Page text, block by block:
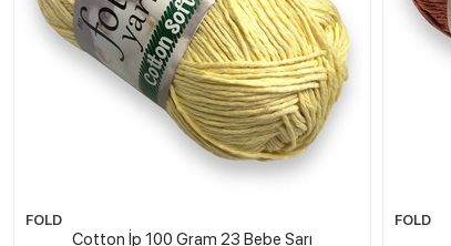
FOLD
Cotton İp 100 Gram 23 Bebe Sarı
FOLD